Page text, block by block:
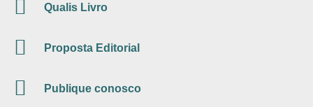
Qualis Livro
Proposta Editorial
Publique conosco